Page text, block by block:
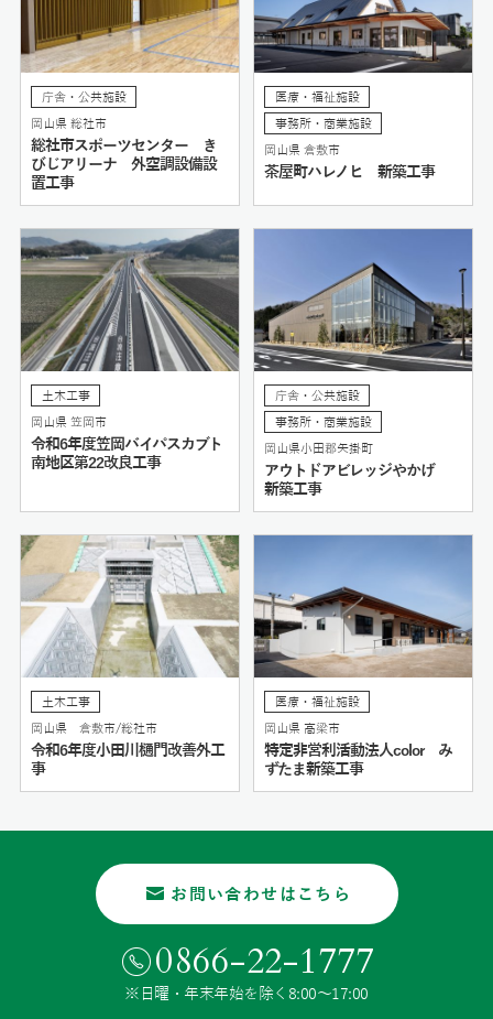
庁舎・公共施設
岡山県 総社市
総社市スポーツセンター き
びじアリーナ 外空調設備設
置工事
医療・福祉施設
事務所・商業施設
岡山県 倉敷市
茶屋町ハレノヒ 新築工事
土木工事
岡山県 笠岡市
令和6年度笠岡バイパスカブト
南地区第22改良工事
庁舎・公共施設
事務所・商業施設
岡山県小田郡矢掛町
アウトドアビレッジやかげ
新築工事
土木工事
岡山県 倉敷市/総社市
令和6年度小田川樋門改善外工
事
医療・福祉施設
岡山県 高梁市
特定非営利活動法人color み
ずたま新築工事
お問い合わせはこちら
0866-22-1777
※日曜・年末年始を除く8:00〜17:00